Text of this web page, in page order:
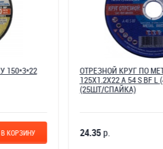
ОТРЕЗНОЙ КРУГ ПО МЕТАЛЛУ TSUNAMI
125X1.2X22 A 54 S BF L (400 ШТ/КОР)
24.35